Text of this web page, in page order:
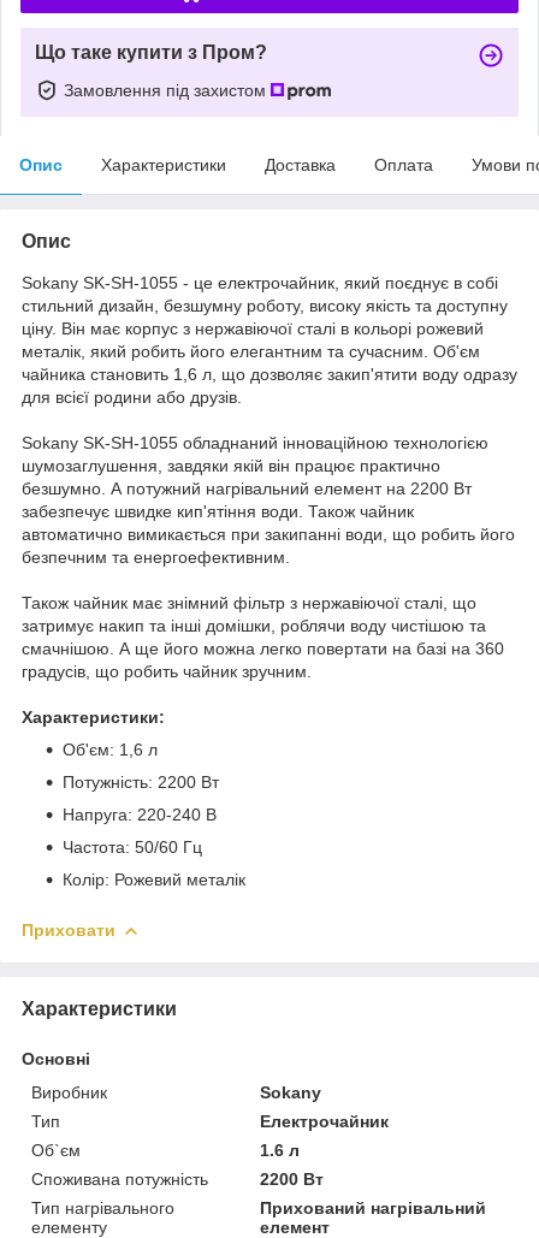
Що таке купити з Пром?
Замовлення під захистом
Опис Характеристики Доставка Оплата Умови
Опис
Sokany SK-SH-1055 - це електрочайник, який поєднує в собі
стильний дизайн, безшумну роботу, високу якість та доступну
ціну. Він має корпус з нержавіючої сталі в кольорі рожевий
металік, який робить його елегантним та сучасним. Об'єм
чайника становить 1,6 л, що дозволяє закип'ятити воду одразу
для всієї родини або друзів.
Sokany SK-SH-1055 обладнаний інноваційною технологією
шумозаглушення, завдяки якій він працює практично
безшумно. А потужний нагрівальний елемент на 2200 Вт
забезпечує швидке кип'ятіння води. Також чайник
автоматично вимикається при закипанні води, що робить його
безпечним та енергоефективним.
Також чайник має знімний фільтр з нержавіючої сталі, що
затримує накип та інші домішки, роблячи воду чистішою та
смачнішою. А ще його можна легко повертати на базі на 360
градусів, що робить чайник зручним.
Характеристики:
Об'єм: 1,6 л
Потужність: 2200 Вт
Напруга: 220-240 В
Частота: 50/60 Гц
Колір: Рожевий металік
Приховати
Характеристики
Основні
Виробник
Sokany
Тип
Електрочайник
Об`єм
1.6 л
Споживана потужність
2200 Вт
Тип нагрівального
елементу
Прихований нагрівальний
елемент